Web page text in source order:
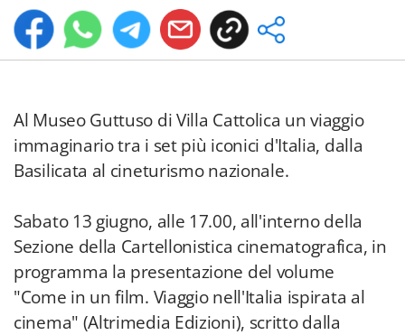
Al Museo Guttuso di Villa Cattolica un viaggio
immaginario tra i set più iconici d'Italia, dalla
Basilicata al cineturismo nazionale.
Sabato 13 giugno, alle 17.00, all'interno della
Sezione della Cartellonistica cinematografica, in
programma la presentazione del volume
"Come in un film. Viaggio nell'Italia ispirata al
cinema" (Altrimedia Edizioni), scritto dalla